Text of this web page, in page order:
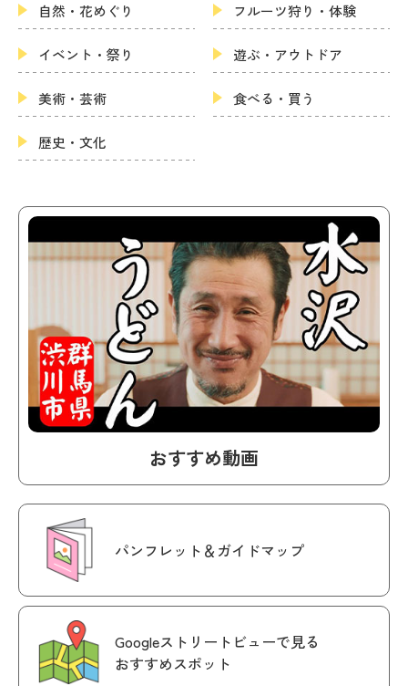
自然・花めぐり フルーツ狩り・体験
イベント・祭り 遊ぶ・アウトドア
美術・芸術 食べる・買う
歴史・文化
おすすめ動画
パンフレット＆ガイドマップ
Googleストリートビューで見る
おすすめスポット